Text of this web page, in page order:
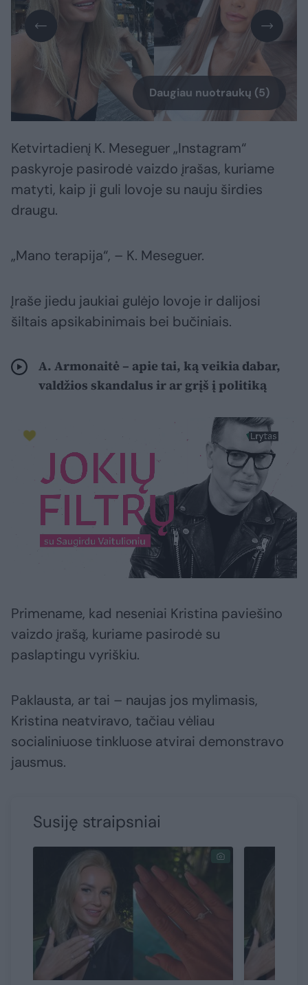
Daugiau nuotraukų (5)
Ketvirtadienį K. Meseguer „Instagram“
paskyroje pasirodė vaizdo įrašas, kuriame
matyti, kaip ji guli lovoje su nauju širdies
draugu.
„Mano terapija“, – K. Meseguer.
Įraše jiedu jaukiai gulėjo lovoje ir dalijosi
šiltais apsikabinimais bei bučiniais.
A. Armonaitė – apie tai, ką veikia dabar,
valdžios skandalus ir ar grįš į politiką
Primename, kad neseniai Kristina paviešino
vaizdo įrašą, kuriame pasirodė su
paslaptingu vyriškiu.
Paklausta, ar tai – naujas jos mylimasis,
Kristina neatviravo, tačiau vėliau
socialiniuose tinkluose atvirai demonstravo
jausmus.
Susiję straipsniai